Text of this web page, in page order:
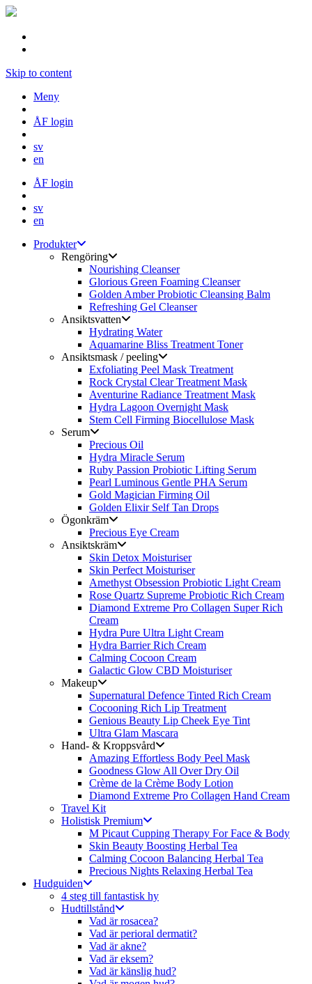
Skip to content
Meny
ÅF login
sv
en
ÅF login
sv
en
Produkter
Rengöring
Nourishing Cleanser
Glorious Green Foaming Cleanser
Golden Amber Probiotic Cleansing Balm
Refreshing Gel Cleanser
Ansiktsvatten
Hydrating Water
Aquamarine Bliss Treatment Toner
Ansiktsmask / peeling
Exfoliating Peel Mask Treatment
Rock Crystal Clear Treatment Mask
Aventurine Radiance Treatment Mask
Hydra Lagoon Overnight Mask
Stem Cell Firming Biocellulose Mask
Serum
Precious Oil
Hydra Miracle Serum
Ruby Passion Probiotic Lifting Serum
Pearl Luminous Gentle PHA Serum
Gold Magician Firming Oil
Golden Elixir Self Tan Drops
Ögonkräm
Precious Eye Cream
Ansiktskräm
Skin Detox Moisturiser
Skin Perfect Moisturiser
Amethyst Obsession Probiotic Light Cream
Rose Quartz Supreme Probiotic Rich Cream
Diamond Extreme Pro Collagen Super Rich
Cream
Hydra Pure Ultra Light Cream
Hydra Barrier Rich Cream
Calming Cocoon Cream
Galactic Glow CBD Moisturiser
Makeup
Supernatural Defence Tinted Rich Cream
Cocooning Rich Lip Treatment
Genious Beauty Lip Cheek Eye Tint
Ultra Glam Mascara
Hand- & Kroppsvård
Amazing Effortless Body Peel Mask
Goodness Glow All Over Dry Oil
Crème de la Crème Body Lotion
Diamond Extreme Pro Collagen Hand Cream
Travel Kit
Holistisk Premium
M Picaut Cupping Therapy For Face & Body
Skin Beauty Boosting Herbal Tea
Calming Cocoon Balancing Herbal Tea
Precious Nights Relaxing Herbal Tea
Hudguiden
4 steg till fantastisk hy
Hudtillstånd
Vad är rosacea?
Vad är perioral dermatit?
Vad är akne?
Vad är eksem?
Vad är känslig hud?